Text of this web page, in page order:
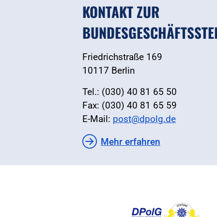
KONTAKT ZUR
Friedrichstraße 169
10117 Berlin
Tel.: (030) 40 81 65 50
Fax: (030) 40 81 65 59
E-Mail: post@dpolg.de
Mehr erfahren